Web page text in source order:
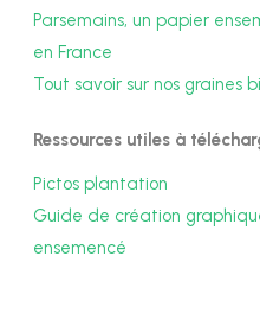
Parsemains, un papier
en France
Tout savoir sur nos graines
Ressources utiles à
Pictos plantation
Guide de création
ensemencé